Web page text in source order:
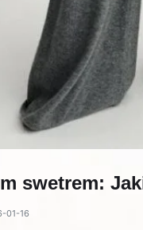
swetrem:
01-16